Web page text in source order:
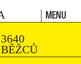
MENU
3640
BĚŽCŮ